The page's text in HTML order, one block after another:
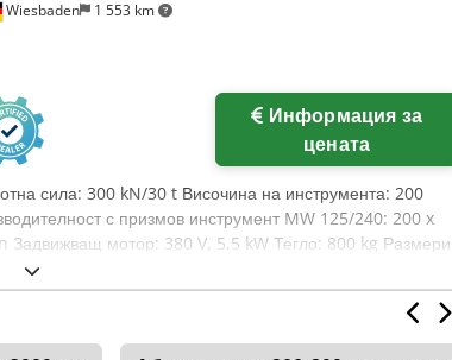
Wiesbaden 1 553 km
цената
сила: 300 kN/30 t Височина на инструмента: 200
с призмов инструмент MW 125/240: 200 x
мотор: 380 V, 5,5 kW Тегло: 800 kg Размери
Aa Iek